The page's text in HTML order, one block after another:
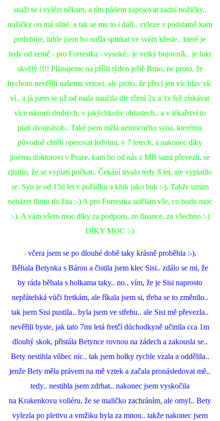
snaží se i vylézt někam, a tím pádem zapojovat zadní nožičky..
nožičky on má silné, a tak se mu to i daří.. vyleze v podstatně kam
potřebuje, tuhle jsem ho našla spinkat ve svém křesle.. které je
tedy od země - pro Forrestka - vysoké.. je velký bojovník.. je fakt
skvělý !!!! Plánujeme na příští týden ještě Brno, ne proto, že
bychom nevěřili našemu vetovi, ale proto, že přeci jen víc hlav víc
ví.. a já jsem se už od mala naučila dle rčení 2x a 1x řež získávat
více názorů druhých, v jakýchkoliv oblastech.. a v lékařství to
platí dvojnásob.. Také jsem měla nemocného syna, kterému
původně chtěli operovat ledvinu, v 7 letech, a nakonec díky
jinému doktorovi v Praze, kam ho od nás z MB sami převezli, se
zjistilo, že se vyplatí počkat.. Čekání trvalo tedy 8 let, ale vyplatilo
se. Syn je od 15ti let v pořádku a kluk jako buk :-). Takže umím
neházet flintu do žita :-) A pro Forrestka udělám vše, co budu moc
:-). A vám všem moc díky za podporu, ze finance, za všechno :-)
DÍKY MOC :-)
- včera jsem se po dlouhé době taky krásně proběhla :-).
Běhala Betynka s Bárou a čistila jsem klec Sisi.. zdálo se mi, že
by ráda běhala s holkama taky.. no.. vím, že je Sisi naprosto
nepřátelská vůči fretkám, ale říkala jsem si, třeba se to změnilo..
tak jsem Sisi pustila.. byla jsem ve střehu.. ale Sisi mě převezla..
nevěřili byste, jak tato 7mi letá fretčí důchodkyně učinila cca 1m
dlouhý skok, přistála Betynce rovnou na zádech a zakousla se..
Bety nestihla vůbec nic.. tak jsem holky rychle vzala a oddělila..
jenže Bety měla právem na mě vztek a začala pronásledovat mě..
tedy.. nestihla jsem zdrhat.. nakonec jsem vyskočila
na Krakenkovu voliéru, že se maličko zachráním, ale omyl.. Bety
vylezla po pletivu a vmžiku byla za mnou.. takže nakonec jsem